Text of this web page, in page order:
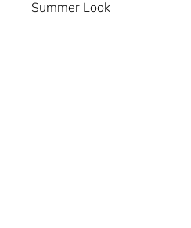
Summer Look